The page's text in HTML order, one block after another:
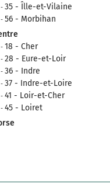
35 - Îlle-et-Vilaine
56 - Morbihan
18 - Cher
28 - Eure-et-Loir
36 - Indre
37 - Indre-et-Loire
41 - Loir-et-Cher
45 - Loiret